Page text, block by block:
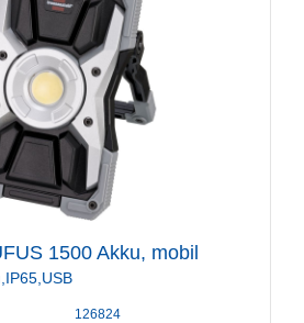
1500 Akku, mobil
126824